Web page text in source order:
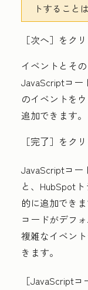
トすること
［次へ］をク
イベントとそ
JavaScriptコー
のイベントを
追加できます。
［完了］をク
JavaScriptコー
と、HubSpot
的に追加でき
コードがデフ
複雑なイベン
きます。
［JavaScript